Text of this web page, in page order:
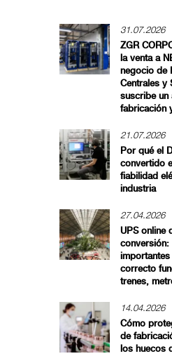
31.07.2026
ZGR
la venta a
negocio de
Centrales y
suscribe un
fabricación
21.07.2026
Por qué el
convertido
fiabilidad
industria
27.04.2026
UPS online
conversión:
importantes
correcto
trenes,
14.04.2026
Cómo
de
los huecos